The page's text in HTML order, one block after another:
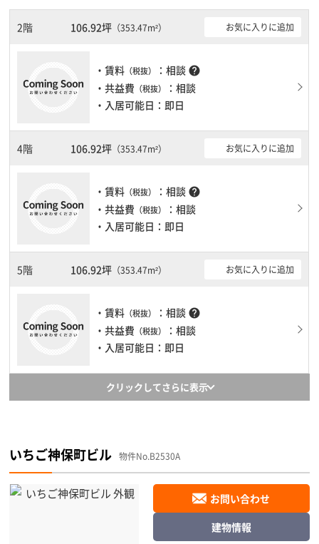
す。駐車場完備なので、車の必要なお客様には必見です。１フロア
１００坪以上ある大型ビルです。
2階 106.92坪 （353.47m²） お気に入りに追加
・賃料 （税抜） ：相談 help
・共益費 （税抜）
：相談
・入居可能日：即日
4階 106.92坪 （353.47m²） お気に入りに追加
・賃料 （税抜） ：相談 help
・共益費 （税抜）
：相談
・入居可能日：即日
5階 106.92坪 （353.47m²） お気に入りに追加
・賃料 （税抜） ：相談 help
・共益費 （税抜）
：相談
・入居可能日：即日
クリックしてさらに表示
いちご神保町ビル 物件No.B2530A
お問い合わせ
建物情報